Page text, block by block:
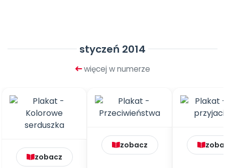
styczeń 2014
więcej w numerze
zobacz
zobacz